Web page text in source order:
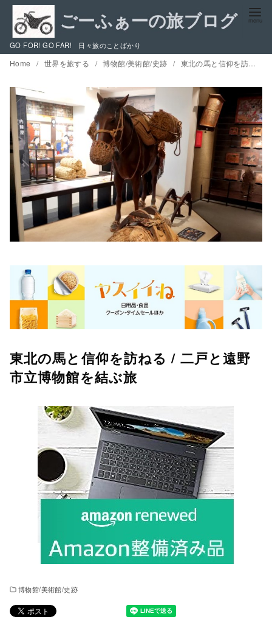
ン
GO FOR! GO FAR! 日々旅のことばかり
Home 世界を旅する 博物館/美術館/史跡 東北の馬と信仰を訪ねる / 二戸と遠野市立博物館を結ぶ旅
東北の馬と信仰を訪ねる / 二戸と遠野
市立博物館を結ぶ旅
博物館/美術館/史跡